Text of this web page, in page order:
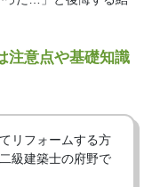
注意点や基礎知識
リフォームする方
級建築士の府野で